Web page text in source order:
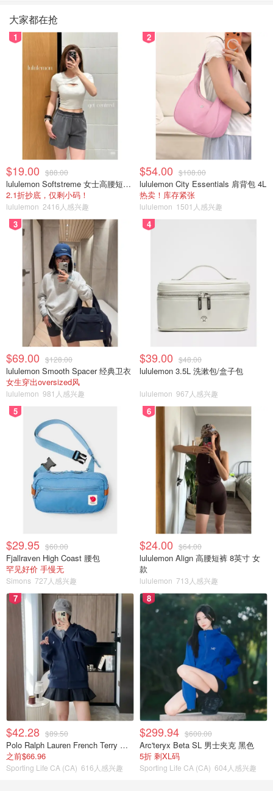
大家都在抢
1
$19.00 $88.00
lululemon Softstreme 女士高腰短裤 10cm
2.1折抄底，仅剩小码！
lululemon 2416人感兴趣
2
$54.00 $108.00
lululemon City Essentials 肩背包 4L
热卖！库存紧张
lululemon 1501人感兴趣
3
$69.00 $128.00
lululemon Smooth Spacer 经典卫衣
女生穿出oversized风
lululemon 981人感兴趣
4
$39.00 $48.00
lululemon 3.5L 洗漱包/盒子包
lululemon 967人感兴趣
5
$29.95 $60.00
Fjallraven High Coast 腰包
罕见好价 手慢无
Simons 727人感兴趣
6
$24.00 $64.00
lululemon Align 高腰短裤 8英寸 女
款
lululemon 713人感兴趣
7
$42.28 $89.50
Polo Ralph Lauren French Terry 女童连帽卫衣 7-16码
之前$66.96
Sporting Life CA (CA) 616人感兴趣
8
$299.94 $600.00
Arc'teryx Beta SL 男士夹克 黑色
5折 剩XL码
Sporting Life CA (CA) 604人感兴趣